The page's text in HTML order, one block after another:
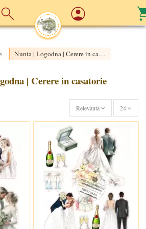
Nunta | Logodna | Cerere in casatorie
| Cerere in casatorie
Relevanta 24